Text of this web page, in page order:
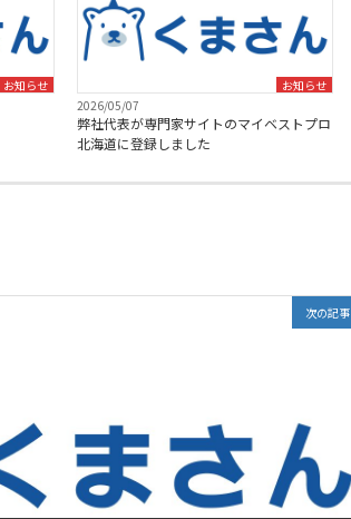
お知らせ
お知らせ
2026/05/07
弊社代表が専門家サイトのマイベストプロ
北海道に登録しました
次の記事